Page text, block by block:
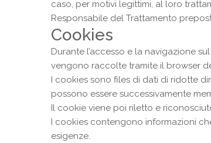
caso, per motivi legittimi, al loro
Responsabile del Trattamento
Cookies
Durante l’accesso e la navigazione
vengono raccolte tramite il browser
I cookies sono files di dati di ridotte
possono essere successivamente
Il cookie viene poi riletto e
I cookies contengono informazioni
esigenze.